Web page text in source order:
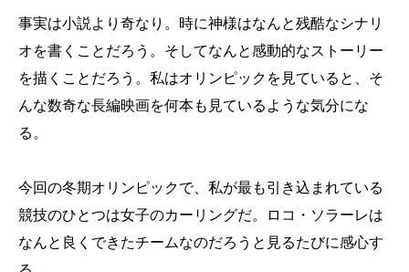
事実は小説より奇なり。時に神様はなんと残酷なシナリ
オを書くことだろう。そしてなんと感動的なストーリー
を描くことだろう。私はオリンピックを見ていると、そ
んな数奇な長編映画を何本も見ているような気分にな
る。
今回の冬期オリンピックで、私が最も引き込まれている
競技のひとつは女子のカーリングだ。ロコ・ソラーレは
なんと良くできたチームなのだろうと見るたびに感心す